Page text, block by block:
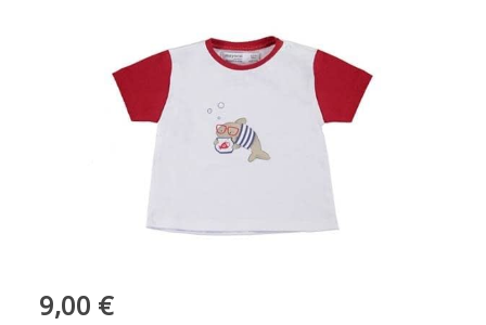
9,00 €